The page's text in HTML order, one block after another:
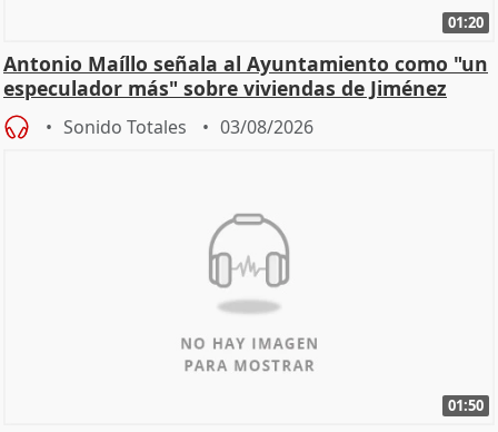
01:20
Antonio Maíllo señala al Ayuntamiento como "un
especulador más" sobre viviendas de Jiménez
Becerril
Sonido Totales 03/08/2026
01:50